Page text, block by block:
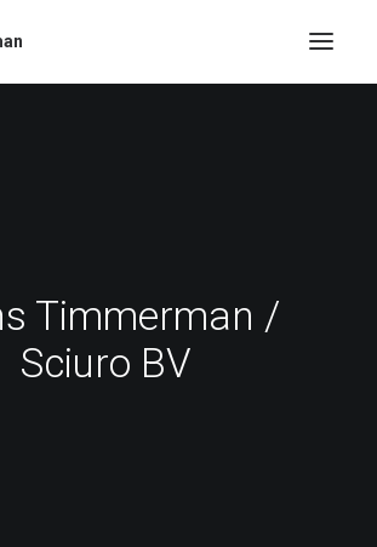
Timmerman /
Sciuro BV